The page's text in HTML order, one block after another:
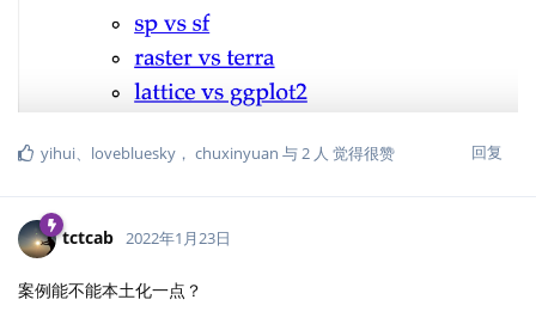
回复
yihui、 lovebluesky ， chuxinyuan 与2 人 觉得很赞
tctcab 2022年1月23日
案例能不能本土化一点？